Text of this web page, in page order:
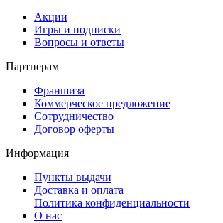
Акции
Игры и подписки
Вопросы и ответы
Партнерам
Франшиза
Коммерческое предложение
Сотрудничество
Договор оферты
Информация
Пункты выдачи
Доставка и оплата
Политика конфиденциальности
О нас